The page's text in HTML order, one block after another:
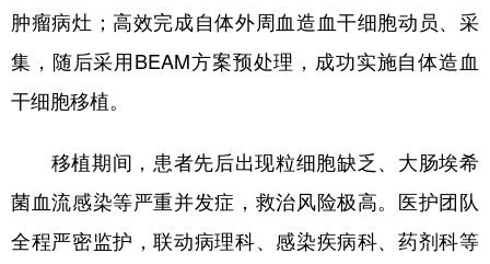
肿瘤病灶；高效完成自体外周血造血干细胞动员、采
集，随后采用BEAM方案预处理，成功实施自体造血
干细胞移植。
移植期间，患者先后出现粒细胞缺乏、大肠埃希
菌血流感染等严重并发症，救治风险极高。医护团队
全程严密监护，联动病理科、感染疾病科、药剂科等